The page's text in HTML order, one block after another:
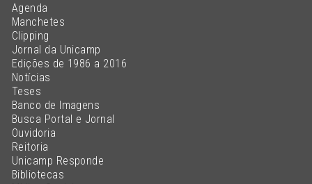
Agenda
Manchetes
Clipping
Jornal da Unicamp
Edições de 1986 a 2016
Notícias
Teses
Banco de Imagens
Busca Portal e Jornal
Ouvidoria
Reitoria
Unicamp Responde
Bibliotecas